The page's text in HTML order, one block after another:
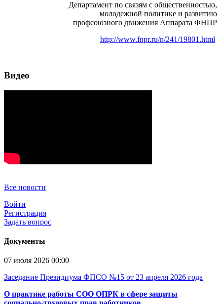
Департамент по связям с общественностью,
молодежной политике и развитию
профсоюзного движения Аппарата ФНПР
http://www.fnpr.ru/n/241/19801.html
Видео
Все новости
Войти
Регистрация
Задать вопрос
Документы
07 июля 2026 00:00
Заседание Президиума ФПСО №15 от 23 апреля 2026 года
О практике работы СОО ОПРК в сфере защиты